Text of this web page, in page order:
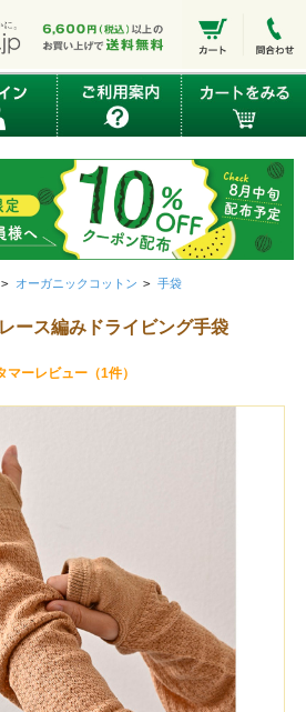
> オーガニックコットン > 手袋
ース編みドライビング手袋
マーレビュー（1件）